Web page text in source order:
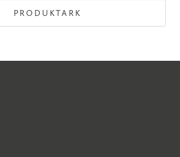
PRODUKTARK